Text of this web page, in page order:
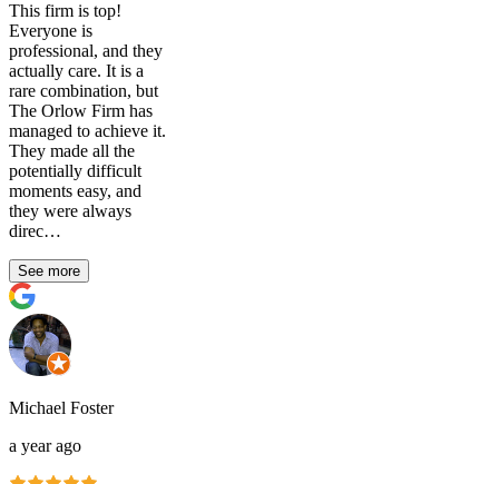
This firm is top!
Everyone is
professional, and they
actually care. It is a
rare combination, but
The Orlow Firm has
managed to achieve it.
They made all the
potentially difficult
moments easy, and
they were always
direc…
See more
Michael Foster
a year ago